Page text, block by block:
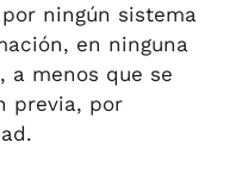
ningún sistema
en ninguna
a menos que se
previa, por